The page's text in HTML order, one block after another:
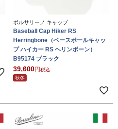
ボルサリーノ キャップ
Baseball Cap Hiker RS
Herringbone（ベースボールキャッ
プ ハイカー RS ヘリンボーン）
B95174 ブラック
39,600
税込
秋冬